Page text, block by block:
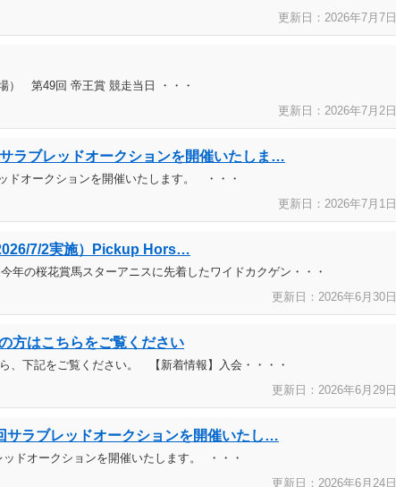
更新日：2026年7月 7日
） 第49回 帝王賞 競走当日 ・・・
更新日：2026年7月 2日
ラブレッドオークションを開催いたしま…
ドオークションを開催いたします。 ・・・
更新日：2026年7月 1日
7/2実施）Pickup Hors…
年の桜花賞馬スターアニスに先着したワイドカクゲン・・・
更新日：2026年6月 30日
方はこちらをご覧ください
、下記をご覧ください。 【新着情報】入会・・・・
更新日：2026年6月 29日
サラブレッドオークションを開催いたし…
ドオークションを開催いたします。 ・・・
更新日：2026年6月 24日